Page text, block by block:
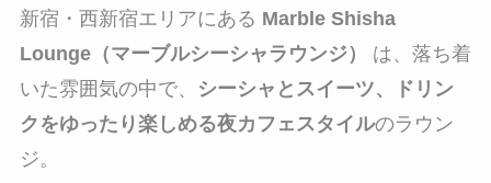
新宿・西新宿エリアにある Marble Shisha
Lounge（マーブルシーシャラウンジ）
は、落ち着
いた雰囲気の中で、
シーシャとスイーツ、ドリン
クをゆったり楽しめる夜カフェスタイルのラウン
ジ。